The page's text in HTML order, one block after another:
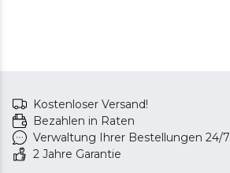
Kostenloser Versand!
Bezahlen in Raten
Verwaltung Ihrer Bestellungen 24/7
2 Jahre Garantie